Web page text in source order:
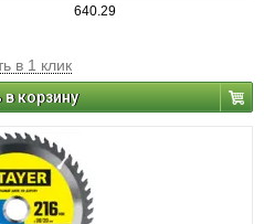
640.29
в 1 клик
корзину